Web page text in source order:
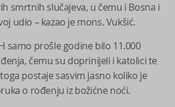
smrtnih slučajeva, u čemu i Bosna i
udio – kazao je mons. Vukšić.
samo prošle godine bilo 11.000
čemu su doprinijeli i katolici te
postaje sasvim jasno koliko je
o rođenju iz božićne noći.